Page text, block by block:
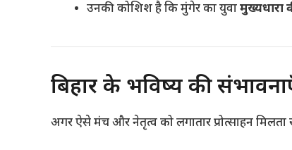
उनकी कोशिश है कि मुंगेर का युवामुख्यधारा
बिहार के भविष्य की
अगर ऐसे मंच और नेतृत्व को लगातार प्रोत्साहन मिलता